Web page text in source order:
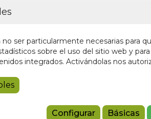
no ser particularmente necesarias para
sobre el uso del sitio web y
integrados. Activándolas nos
Configurar Básicas